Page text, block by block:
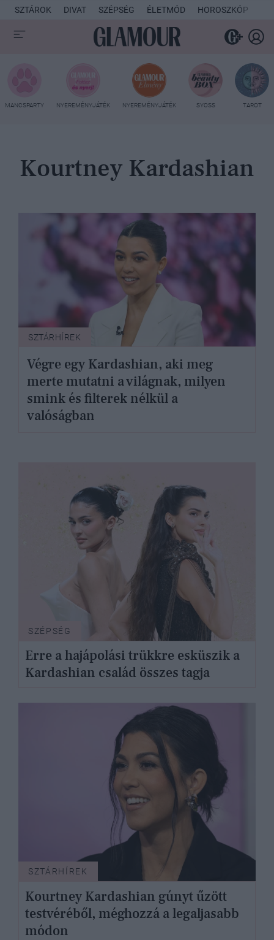
SZTÁROK DIVAT SZÉPSÉG ÉLETMÓD HOROSZKÓP
MANCSPARTY NYEREMÉNYJÁTÉK NYEREMÉNYJÁTÉK SYOSS TAROT
Kourtney Kardashian
SZTÁRHÍREK
Végre egy Kardashian, aki meg
merte mutatni a világnak, milyen
smink és filterek nélkül a
valóságban
SZÉPSÉG
Erre a hajápolási trükkre esküszik a
Kardashian család összes tagja
SZTÁRHÍREK
Kourtney Kardashian gúnyt űzött
testvéréből, méghozzá a legaljasabb
módon